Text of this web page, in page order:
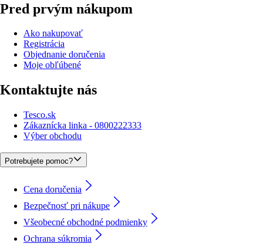
Pred prvým nákupom
Ako nakupovať
Registrácia
Objednanie doručenia
Moje obľúbené
Kontaktujte nás
Tesco.sk
Zákaznícka linka - 0800222333
Výber obchodu
Potrebujete pomoc?
Cena doručenia
Bezpečnosť pri nákupe
Všeobecné obchodné podmienky
Ochrana súkromia